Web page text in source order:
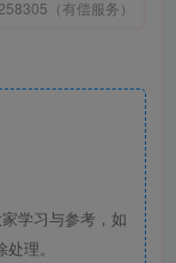
（有偿服务）
学习与参考，如
理。